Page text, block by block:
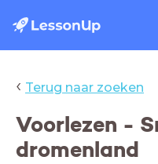
‹ Terug naar zoeken
Voorlezen -
dromenland